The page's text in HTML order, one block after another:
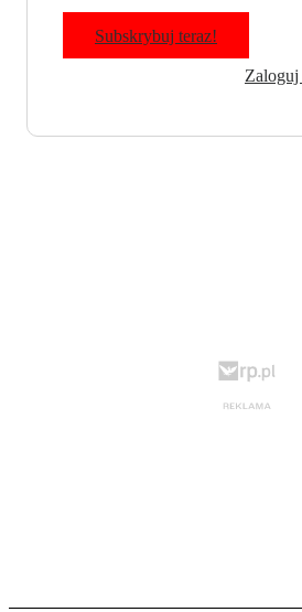
Subskrybuj teraz!
Zaloguj